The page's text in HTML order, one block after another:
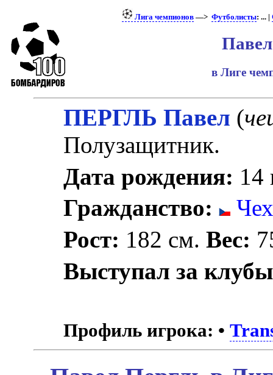
Лига чемпионов —> Футболисты: ... |
в Лиге
ПЕРГЛЬ Павел (
Полузащитник.
Дата рождения: 14
Гражданство:
Рост: 182 см.Вес:
Выступал за
Профиль игрока: •